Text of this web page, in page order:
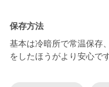
保存方法
基本は冷暗所で常温保存
をしたほうがより安心で